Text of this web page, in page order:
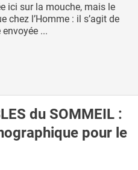
ici sur la mouche, mais le
chez l’Homme : il s’agit de
...
du SOMMEIL :
pour le